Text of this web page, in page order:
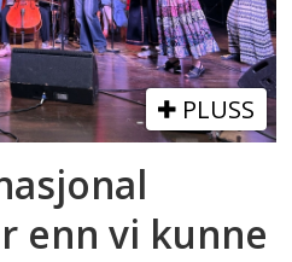
PLUSS
enn vi kunne